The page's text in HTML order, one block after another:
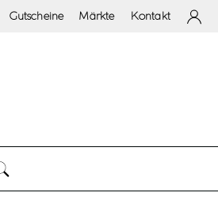
Gutscheine Märkte Kontakt